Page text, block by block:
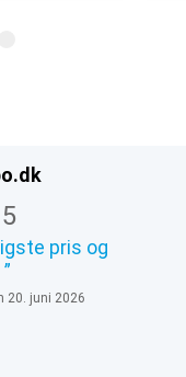
5
pris og
20. juni 2026